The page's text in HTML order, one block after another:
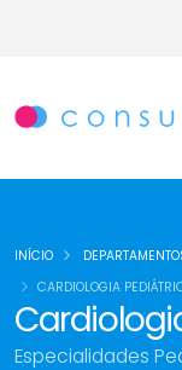
Especialidades
INÍCIO
CARDIOLOGIA